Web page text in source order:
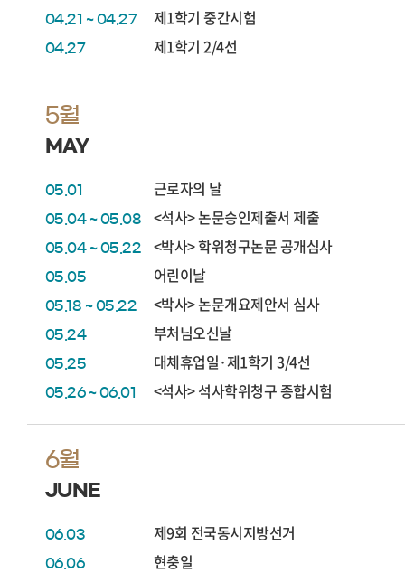
04.21 ~ 04.27 제1학기 중간시험
04.27 제1학기 2/4선
5월
MAY
05.01 근로자의 날
05.04 ~ 05.08 <석사> 논문승인제출서 제출
05.04 ~ 05.22 <박사> 학위청구논문 공개심사
05.05 어린이날
05.18 ~ 05.22 <박사> 논문개요제안서 심사
05.24 부처님오신날
05.25 대체휴업일·제1학기 3/4선
05.26 ~ 06.01 <석사> 석사학위청구 종합시험
6월
JUNE
06.03 제9회 전국동시지방선거
06.06 현충일